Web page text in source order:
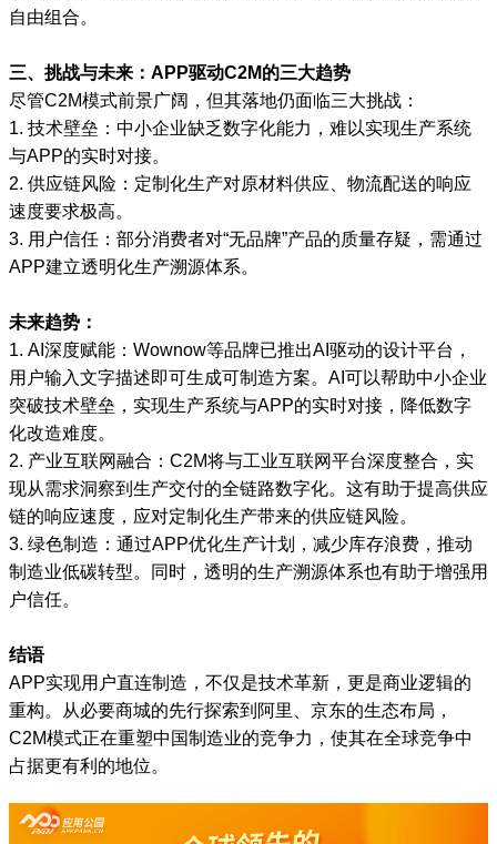
自由组合。
三、挑战与未来：APP驱动C2M的三大趋势
尽管C2M模式前景广阔，但其落地仍面临三大挑战：
1. 技术壁垒：中小企业缺乏数字化能力，难以实现生产系统
与APP的实时对接。
2. 供应链风险：定制化生产对原材料供应、物流配送的响应
速度要求极高。
3. 用户信任：部分消费者对“无品牌”产品的质量存疑，需通过
APP建立透明化生产溯源体系。
未来趋势：
1. AI深度赋能：Wownow等品牌已推出AI驱动的设计平台，
用户输入文字描述即可生成可制造方案。AI可以帮助中小企业
突破技术壁垒，实现生产系统与APP的实时对接，降低数字
化改造难度。
2. 产业互联网融合：C2M将与工业互联网平台深度整合，实
现从需求洞察到生产交付的全链路数字化。这有助于提高供应
链的响应速度，应对定制化生产带来的供应链风险。
3. 绿色制造：通过APP优化生产计划，减少库存浪费，推动
制造业低碳转型。同时，透明的生产溯源体系也有助于增强用
户信任。
结语
APP实现用户直连制造，不仅是技术革新，更是商业逻辑的
重构。从必要商城的先行探索到阿里、京东的生态布局，
C2M模式正在重塑中国制造业的竞争力，使其在全球竞争中
占据更有利的地位。